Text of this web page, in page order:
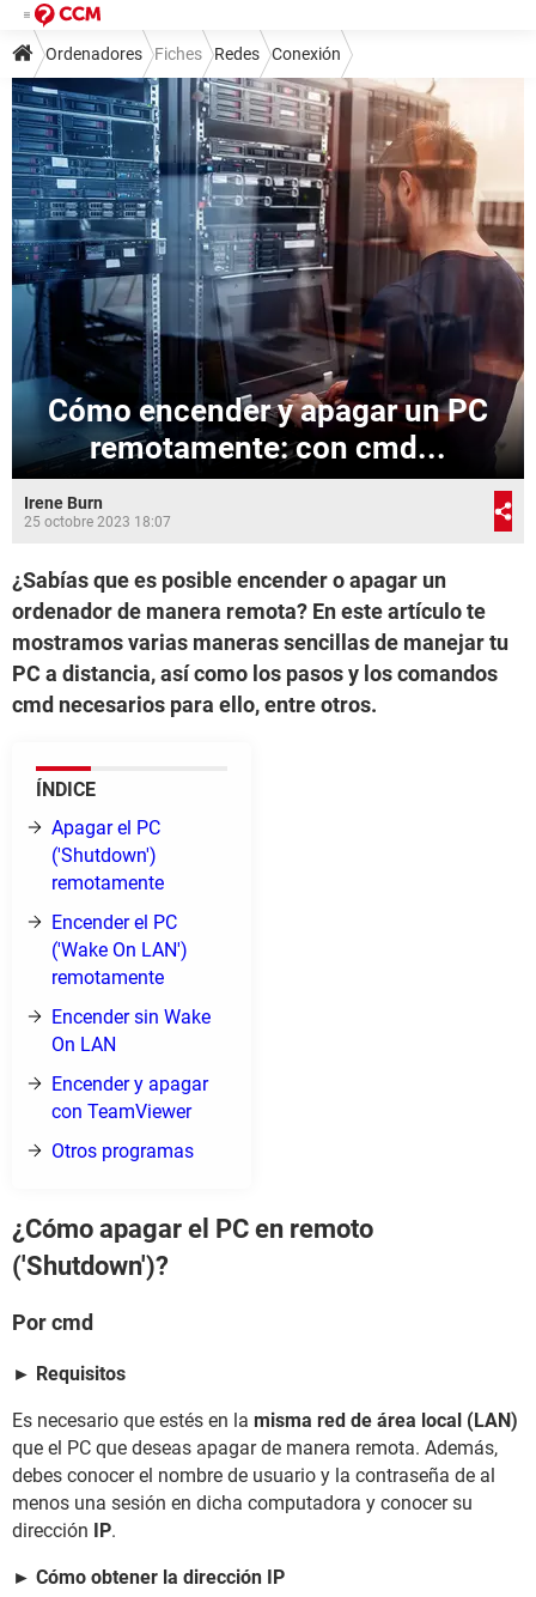
Ordenadores Fiches Redes Conexión
Cómo encender y apagar un PC
remotamente: con cmd...
Irene Burn
25 octobre 2023 18:07
¿Sabías que es posible encender o apagar un
ordenador de manera remota? En este artículo te
mostramos varias maneras sencillas de manejar tu
PC a distancia, así como los pasos y los comandos
cmd necesarios para ello, entre otros.
ÍNDICE
Apagar el PC
('Shutdown')
remotamente
Encender el PC
('Wake On LAN')
remotamente
Encender sin Wake
On LAN
Encender y apagar
con TeamViewer
Otros programas
¿Cómo apagar el PC en remoto
('Shutdown')?
Por cmd
► Requisitos
Es necesario que estés en la misma red de área local (LAN)
que el PC que deseas apagar de manera remota. Además,
debes conocer el nombre de usuario y la contraseña de al
menos una sesión en dicha computadora y conocer su
dirección IP.
► Cómo obtener la dirección IP